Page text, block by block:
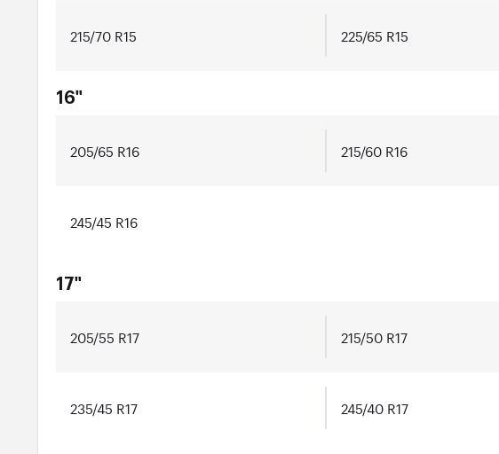
215/70 R15 225/65 R15
16"
205/65 R16 215/60 R16
245/45 R16
17"
205/55 R17 215/50 R17
235/45 R17 245/40 R17